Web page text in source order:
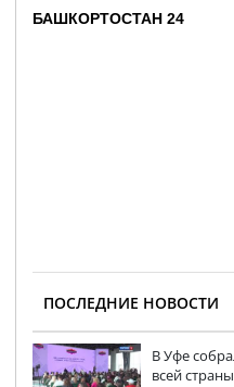
БАШКОРТОСТАН 24
ПОСЛЕДНИЕ НОВОСТИ
В Уфе
всей страны